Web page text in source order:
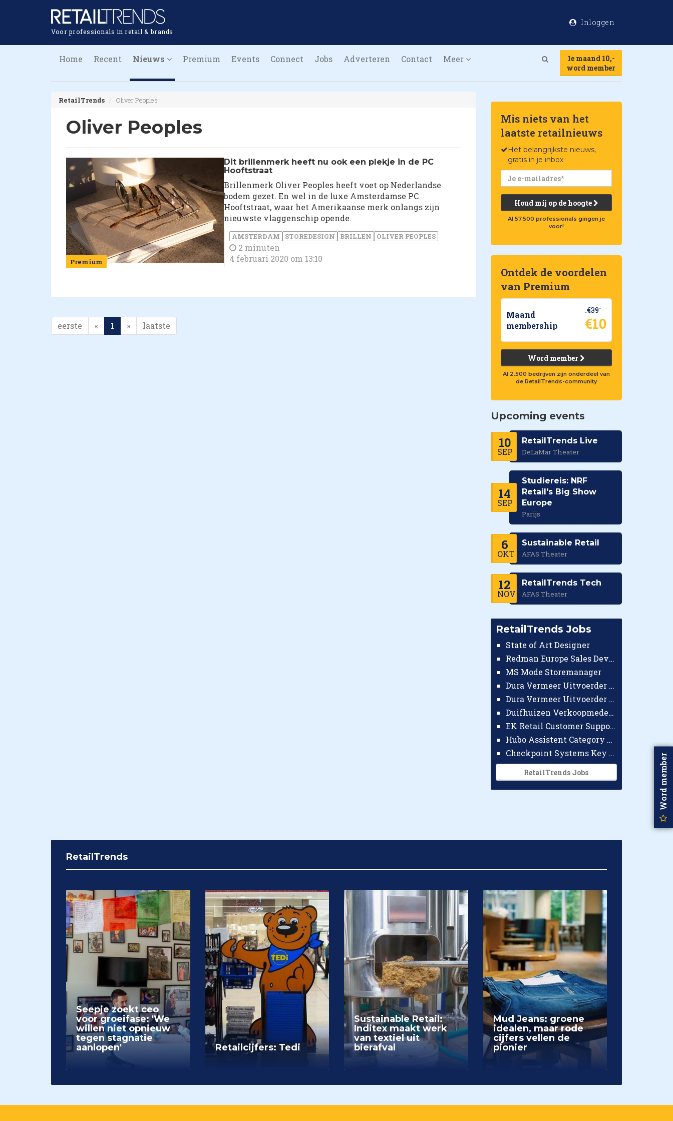
Voor professionals in retail & brands
Inloggen
Home Recent Nieuws Premium Events Connect Jobs Adverteren Contact Meer
1e maand 10,-
word member
RetailTrends Oliver Peoples
Oliver Peoples
Premium
Dit brillenmerk heeft nu ook een plekje in de PC
Hooftstraat
Brillenmerk Oliver Peoples heeft voet op Nederlandse
bodem gezet. En wel in de luxe Amsterdamse PC
Hooftstraat, waar het Amerikaanse merk onlangs zijn
nieuwste vlaggenschip opende.
AMSTERDAM STOREDESIGN BRILLEN OLIVER PEOPLES
2 minuten
4 februari 2020 om 13:10
eerste « 1 » laatste
Mis niets van het
laatste retailnieuws
Het belangrijkste nieuws,
gratis in je inbox
Houd mij op de hoogte
Al 57.500 professionals gingen je
voor!
Ontdek de voordelen
van Premium
Maand
membership
€39
€10
Word member
Al 2.500 bedrijven zijn onderdeel van
de RetailTrends-community
Upcoming events
10
SEP
RetailTrends Live
DeLaMar Theater
14
SEP
Studiereis: NRF
Retail's Big Show
Europe
Parijs
6
OKT
Sustainable Retail
AFAS Theater
12
NOV
RetailTrends Tech
AFAS Theater
RetailTrends Jobs
State of Art Designer
Redman Europe Sales Developer (Europe)
MS Mode Storemanager
Dura Vermeer Uitvoerder GWW Amsterdam
Dura Vermeer Uitvoerder Civiel Nijmegen
Duifhuizen Verkoopmedewerker Ridderkerk
EK Retail Customer Support Omnichannel
Hubo Assistent Category Manager
Checkpoint Systems Key Accountmanager Benelux
RetailTrends Jobs
RetailTrends
Seepje zoekt ceo
voor groeifase: 'We
willen niet opnieuw
tegen stagnatie
aanlopen'
Retailcijfers: Tedi
Sustainable Retail:
Inditex maakt werk
van textiel uit
bierafval
Mud Jeans: groene
idealen, maar rode
cijfers vellen de
pionier
Word member